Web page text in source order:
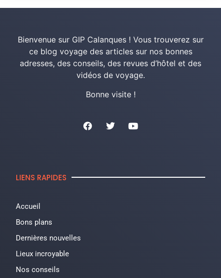
Bienvenue sur GIP Calanques ! Vous trouverez sur
ce blog voyage des articles sur nos bonnes
adresses, des conseils, des revues d’hôtel et des
vidéos de voyage.
Bonne visite !
LIENS RAPIDES
Accueil
Bons plans
Dernières nouvelles
Lieux incroyable
Nos conseils